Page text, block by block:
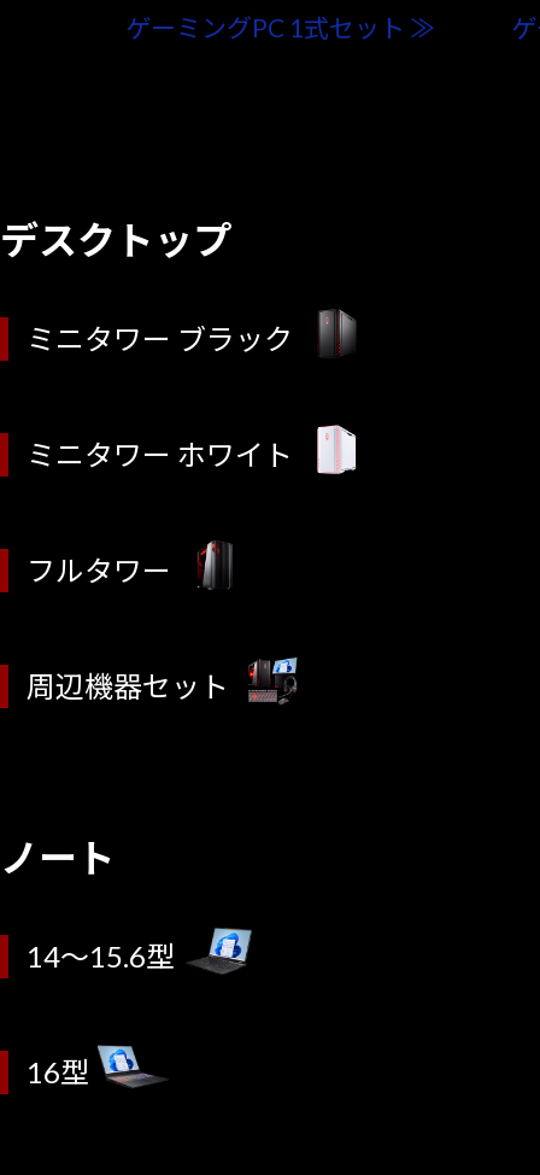
ゲーミングPC 1式セット ≫
デスクトップ
ミニタワー ブラック
ミニタワー ホワイト
フルタワー
周辺機器セット
ノート
14～15.6型
16型